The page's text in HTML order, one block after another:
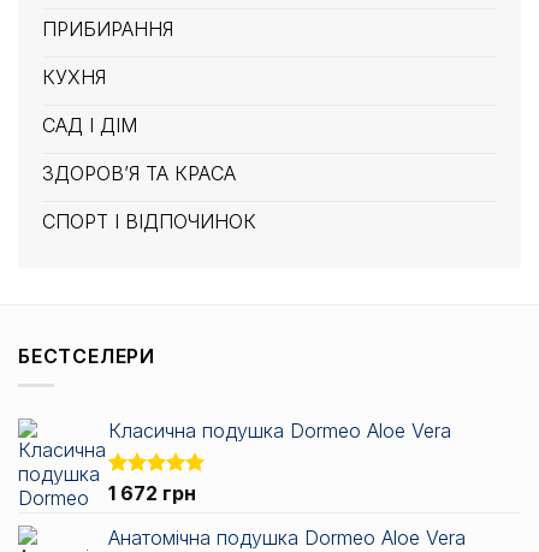
ПРИБИРАННЯ
КУХНЯ
САД І ДІМ
ЗДОРОВ’Я ТА КРАСА
СПОРТ І ВІДПОЧИНОК
БЕСТСЕЛЕРИ
Класична подушка Dormeo Aloe Vera
Оцінено в
з 5
1 672 грн
Анатомічна подушка Dormeo Aloe Vera